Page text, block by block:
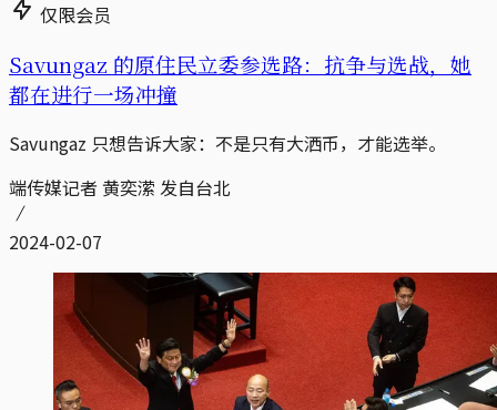
仅限会员
Savungaz 的原住民立委参选路：抗争与选战，她
都在进行一场冲撞
Savungaz 只想告诉大家：不是只有大洒币，才能选举。
端传媒记者 黄奕潆 发自台北
2024-02-07